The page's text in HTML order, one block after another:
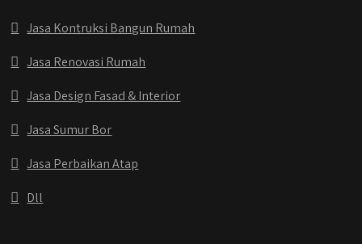
Jasa Kontruksi Bangun Rumah
Jasa Renovasi Rumah
Jasa Design Fasad & Interior
Jasa Sumur Bor
Jasa Perbaikan Atap
Dll